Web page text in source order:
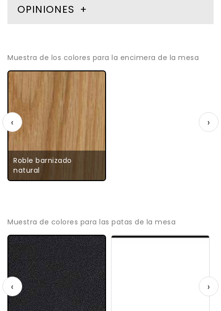
OPINIONES
Muestra de los colores para la encimera de la mesa
Roble barnizado
natural
‹ ›
Muestra de colores para las patas de la mesa
‹ ›